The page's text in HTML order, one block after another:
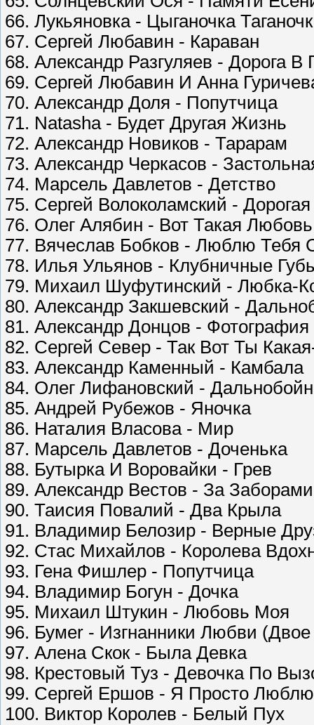
66. Лукьяновка - Цыганочка
67. Сергей Любавин - Караван
68. Александр Разгуляев - Дорога В
69. Сергей Любавин И Анна
70. Александр Доля - Попутчица
71. Natasha - Будет Другая Жизнь
72. Александр Новиков - Тарарам
73. Александр Черкасов -
74. Марсель Давлетов - Детство
75. Сергей Волоколамский -
76. Олег Алябин - Вот Такая Любовь
77. Вячеслав Бобков - Люблю Тебя
78. Илья Ульянов - Клубничные
79. Михаил Шуфутинский - Любка-
80. Александр Закшевский -
81. Александр Донцов - Фотография
82. Сергей Север - Так Вот Ты
83. Александр Каменный - Камбала
84. Олег Лифановский -
85. Андрей Рубежов - Яночка
86. Наталия Власова - Мир
87. Марсель Давлетов - Доченька
88. Бутырка И Воровайки - Грев
89. Александр Вестов - За Заборами
90. Таисия Повалий - Два Крыла
91. Владимир Белозир - Верные
92. Стас Михайлов - Королева
93. Гена Фишлер - Попутчица
94. Владимир Богун - Дочка
95. Михаил Штукин - Любовь Моя
96. Бумеr - Изгнанники Любви (Двое
97. Алена Скок - Была Девка
98. Крестовый Туз - Девочка По
99. Сергей Ершов - Я Просто Люблю
100. Виктор Королев - Белый Пух